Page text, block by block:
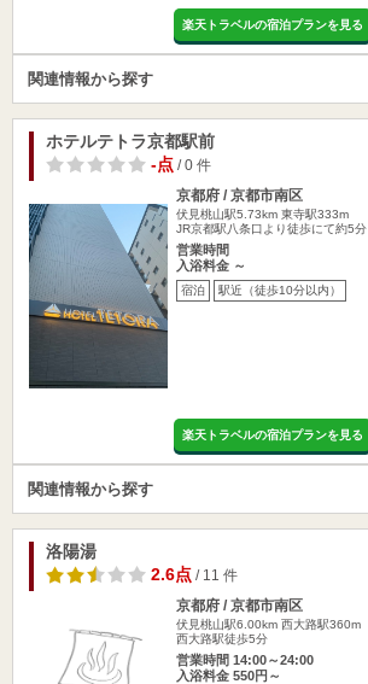
楽天トラベルの宿泊プランを見る
関連情報から探す
ホテルテトラ京都駅前
-点/ 0 件
京都府 / 京都市南区
伏見桃山駅5.73km 東寺駅333m
JR京都駅八条口より徒歩にて約5分
営業時間
入浴料金 ～
宿泊 駅近（徒歩10分以内）
楽天トラベルの宿泊プランを見る
関連情報から探す
洛陽湯
2.6点/ 11 件
京都府 / 京都市南区
伏見桃山駅6.00km 西大路駅360m
西大路駅徒歩5分
営業時間 14:00～24:00
入浴料金 550円～